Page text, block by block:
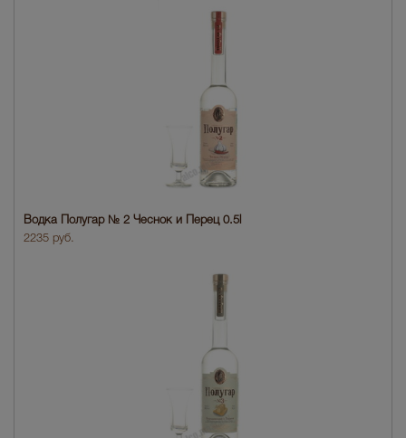
Водка Полугар № 2 Чеснок и Перец 0.5l
2235 руб.